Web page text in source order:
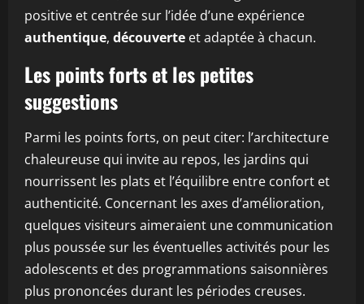
positive et centrée sur l’idée d’une expérience
authentique, découverte et adaptée à chacun.
Les points forts et les petites
suggestions
Parmi les points forts, on peut citer: l’architecture
chaleureuse qui invite au repos, les jardins qui
nourrissent les plats et l’équilibre entre confort et
authenticité. Concernant les axes d’amélioration,
quelques visiteurs aimeraient une communication
plus poussée sur les éventuelles activités pour les
adolescents et des programmations saisonnières
plus prononcées durant les périodes creuses.